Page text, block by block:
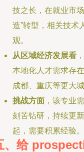
技之长，在就业市
造”转型，相关技术
观。
从区域经济发展看
本地化人才需求存
成都、重庆等更大
挑战方面 ，该专业
刻苦钻研，持续更
起，需要积累经验。
、给